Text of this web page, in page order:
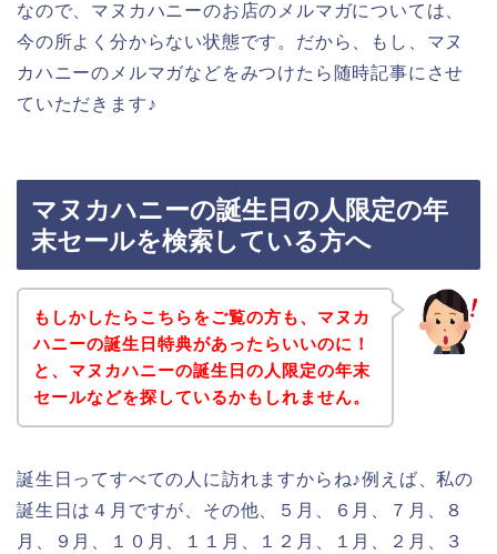
なので、マヌカハニーのお店のメルマガについては、
今の所よく分からない状態です。だから、もし、マヌ
カハニーのメルマガなどをみつけたら随時記事にさせ
ていただきます♪
マヌカハニーの誕生日の人限定の年
末セールを検索している方へ
もしかしたらこちらをご覧の方も、マヌカ
ハニーの誕生日特典があったらいいのに！
と、マヌカハニーの誕生日の人限定の年末
セールなどを探しているかもしれません。
誕生日ってすべての人に訪れますからね♪例えば、私の
誕生日は４月ですが、その他、５月、６月、７月、８
月、９月、１０月、１１月、１２月、１月、２月、３